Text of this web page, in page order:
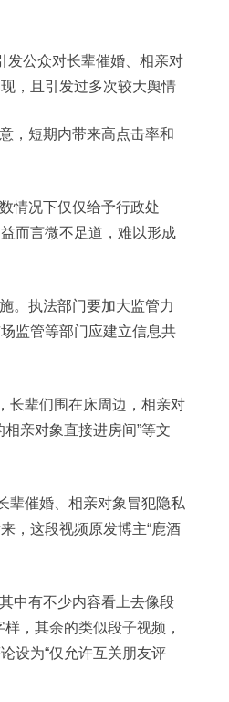
公众对长辈催婚、相亲对
，且引发过多次较大舆情
，短期内带来高点击率和
情况下仅仅给予行政处
而言微不足道，难以形成
。执法部门要加大监管力
监管等部门应建立信息共
辈们围在床周边，相亲对
亲对象直接进房间”等文
催婚、相亲对象冒犯隐私
，这段视频原发博主“鹿酒
中有不少内容看上去像段
，其余的类似段子视频，
设为“仅允许互关朋友评